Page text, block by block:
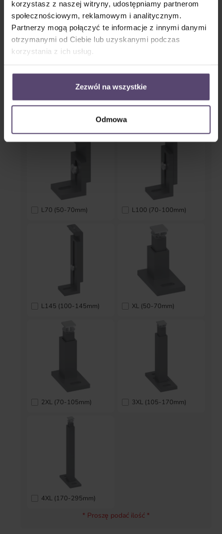
korzystasz z naszej witryny, udostępniamy partnerom
społecznościowym, reklamowym i analitycznym.
Partnerzy mogą połączyć te informacje z innymi danymi
otrzymanymi od Ciebie lub uzyskanymi podczas
korzystania z ich usług.
Zezwól na wszystkie
Odmowa
Uchwyt szyny aluminiowej
L70 (50-70mm) L100 (70-100mm)
L145 (100-145mm) XL (50-70mm)
2XL (70-105mm) 3XL (105-170mm)
4XL (170-295mm)
* Proszę podać ilość *